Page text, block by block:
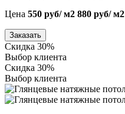
Цена 550 руб/ м2 880 руб/ м2
Заказать
Скидка 30%
Выбор клиента
Скидка 30%
Выбор клиента